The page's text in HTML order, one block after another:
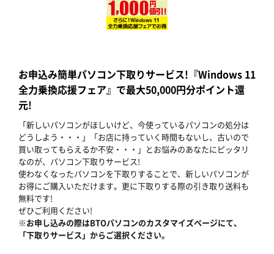
お申込み簡単パソコン下取りサービス!『Windows 11
全力乗換応援フェア』で最大50,000円分ポイント還
元!
「新しいパソコンがほしいけど、今使っているパソコンの処分は
どうしよう・・・」「お店に持っていく時間もないし、古いので
買い取ってもらえるか不安・・・」とお悩みのあなたにピッタリ
なのが、パソコン下取りサービス!
使わなくなったパソコンを下取りすることで、新しいパソコンが
お得にご購入いただけます。更に下取りする際の引き取り送料も
無料です!
ぜひご利用ください!
※お申し込みの際はBTOパソコンのカスタマイズページにて、
「下取りサービス」からご選択ください。